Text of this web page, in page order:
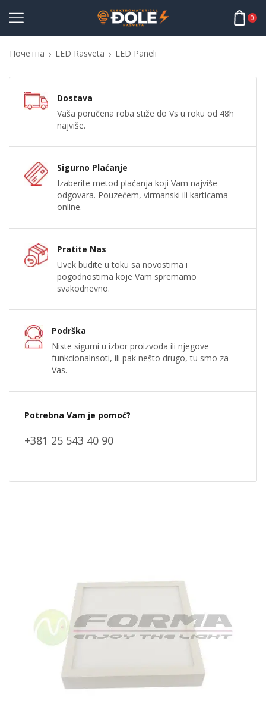
0
Почетна LED Rasveta LED Paneli
Dostava
Vaša poručena roba stiže do Vs u roku od 48h
najviše.
Sigurno Plaćanje
Izaberite metod plaćanja koji Vam najviše
odgovara. Pouzećem, virmanski ili karticama
online.
Pratite Nas
Uvek budite u toku sa novostima i
pogodnostima koje Vam spremamo
svakodnevno.
Podrška
Niste sigurni u izbor proizvoda ili njegove
funkcionalnsoti, ili pak nešto drugo, tu smo za
Vas.
Potrebna Vam je pomoć?
+381 25 543 40 90